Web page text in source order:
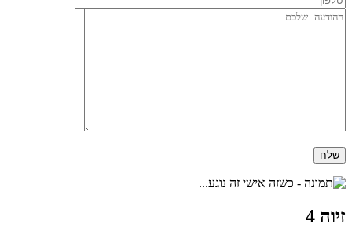
זיוה 4